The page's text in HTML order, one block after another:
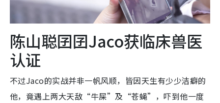
陈山聪囝囝Jaco获临床兽医
认证
不过Jaco的实战并非一帆风顺，皆因天生有少少洁癖的
他，竟遇上两大天敌“牛屎”及“苍蝇”，吓到他一度